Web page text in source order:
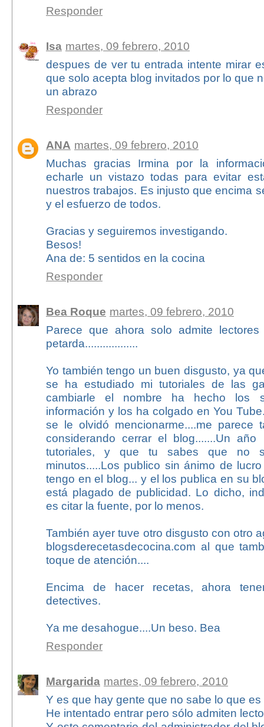
Responder
Isa martes, 09 febrero, 2010
despues de ver tu entrada intente mirar
que solo acepta blog invitados por lo que
un abrazo
Responder
ANA martes, 09 febrero, 2010
Muchas gracias Irmina por la
echarle un vistazo todas para evitar
nuestros trabajos. Es injusto que encima
y el esfuerzo de todos.
Gracias y seguiremos investigando.
Besos!
Ana de: 5 sentidos en la cocina
Responder
Bea Roque martes, 09 febrero, 2010
Parece que ahora solo admite lectores
petarda..................
Yo también tengo un buen disgusto, ya
se ha estudiado mi tutoriales de las
cambiarle el nombre ha hecho los
información y los ha colgado en You
se le olvidó mencionarme....me parece
considerando cerrar el blog.......Un
tutoriales, y que tu sabes que no
minutos.....Los publico sin ánimo de
tengo en el blog... y el los publica en su
está plagado de publicidad. Lo dicho,
es citar la fuente, por lo menos.
También ayer tuve otro disgusto con otro
blogsderecetasdecocina.com al que
toque de atención....
Encima de hacer recetas, ahora
detectives.
Ya me desahogue....Un beso. Bea
Responder
Margarida martes, 09 febrero, 2010
Y es que hay gente que no sabe lo que
He intentado entrar pero sólo admiten